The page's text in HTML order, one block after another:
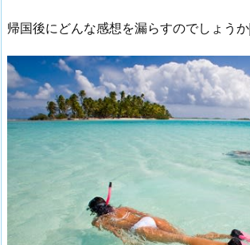
帰国後にどんな感想を漏らすのでしょうか